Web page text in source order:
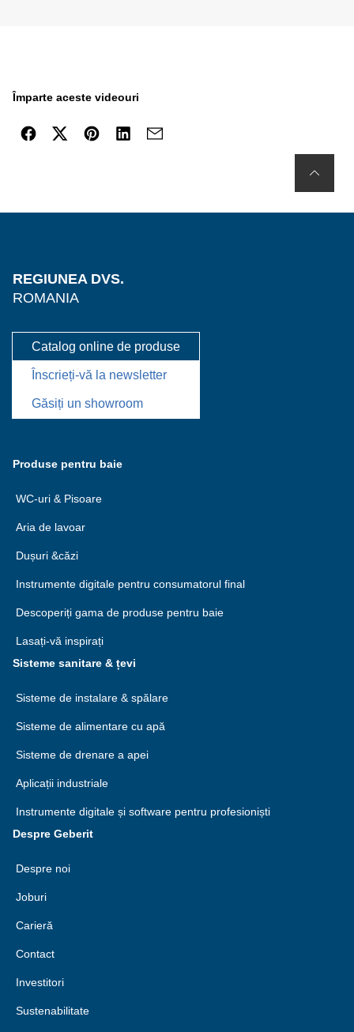
Împarte aceste videouri
REGIUNEA DVS.
ROMANIA
Catalog online de produse
Înscrieți-vă la newsletter
Găsiți un showroom
Produse pentru baie
WC-uri & Pisoare
Aria de lavoar
Dușuri &căzi
Instrumente digitale pentru consumatorul final
Descoperiți gama de produse pentru baie
Lasați-vă inspirați
Sisteme sanitare & țevi
Sisteme de instalare & spălare
Sisteme de alimentare cu apă
Sisteme de drenare a apei
Aplicații industriale
Instrumente digitale și software pentru profesioniști
Despre Geberit
Despre noi
Joburi
Carieră
Contact
Investitori
Sustenabilitate